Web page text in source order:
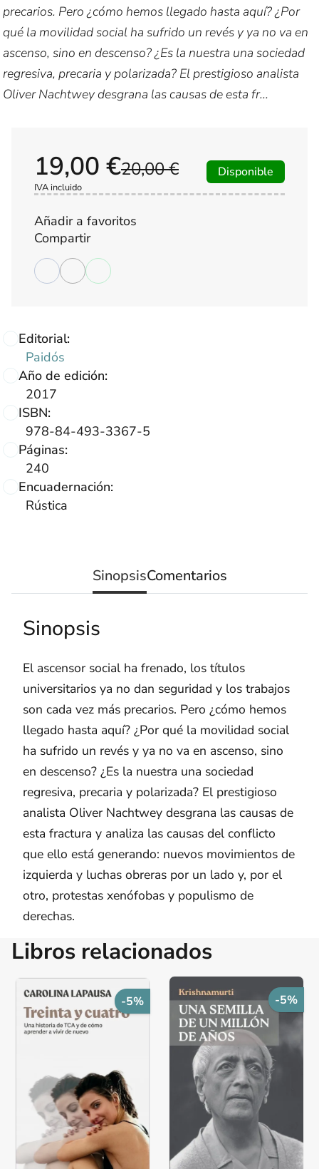
precarios. Pero ¿cómo hemos llegado hasta aquí? ¿Por
qué la movilidad social ha sufrido un revés y ya no va en
ascenso, sino en descenso? ¿Es la nuestra una sociedad
regresiva, precaria y polarizada? El prestigioso analista
Oliver Nachtwey desgrana las causas de esta fr...
Editorial:
Paidós
Año de edición:
2017
ISBN:
978-84-493-3367-5
Páginas:
240
Encuadernación:
Rústica
20,00 €
19,00 €
IVA incluido
Disponible
Añadir a favoritos
Compartir
SinopsisComentarios
Sinopsis
El ascensor social ha frenado, los títulos
universitarios ya no dan seguridad y los trabajos
son cada vez más precarios. Pero ¿cómo hemos
llegado hasta aquí? ¿Por qué la movilidad social
ha sufrido un revés y ya no va en ascenso, sino
en descenso? ¿Es la nuestra una sociedad
regresiva, precaria y polarizada? El prestigioso
analista Oliver Nachtwey desgrana las causas de
esta fractura y analiza las causas del conflicto
que ello está generando: nuevos movimientos de
izquierda y luchas obreras por un lado y, por el
otro, protestas xenófobas y populismo de
derechas.
Libros relacionados
-5% -5%